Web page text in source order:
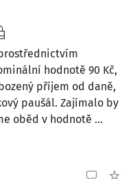
hodnotě 90 Kč,
příjem od daně,
paušál. Zajímalo by
oběd v hodnotě ...